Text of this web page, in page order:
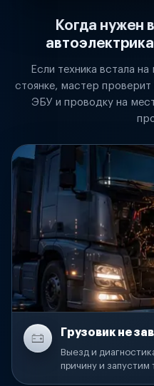
Когда нужен
Если техника встала
стоянке, мастер
ЭБУ и проводку на
Грузовик не
Выезд и
причину и запустим